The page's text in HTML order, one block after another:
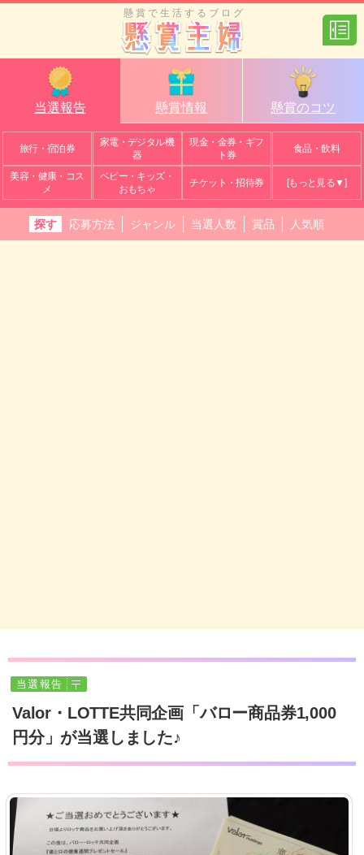
懸賞で生活するブログ
当選報告 懸賞情報 懸賞のコツ
旅行・宿泊券
家電・デジタル機
器
現金・金券・ギフ
ト券
食品・飲料
美容・健康・コス
メ
ベビー・キッズ・
おもちゃ
チケット・招待券 [もっと見る▼]
探す 応募方法 ジャンル 当選人数 賞品 人気順
当選報告
Valor・LOTTE共同企画「バロー商品券1,000
円分」が当選しました♪